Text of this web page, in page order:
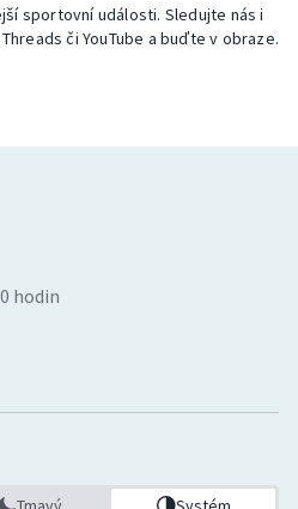
sportovní události. Sledujte nás i
či YouTube a buďte v obraze.
hodin